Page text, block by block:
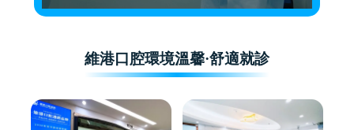
維港口腔環境溫馨·舒適就診